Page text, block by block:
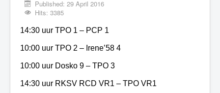
Published: 29 April 2016
Hits: 3385
14:30 uur TPO 1 – PCP 1
10:00 uur TPO 2 – Irene’58 4
10:00 uur Dosko 9 – TPO 3
14:30 uur RKSV RCD VR1 – TPO VR1